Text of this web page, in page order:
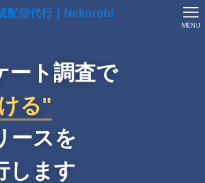
MENU
ート調査で
る"
ースを
します